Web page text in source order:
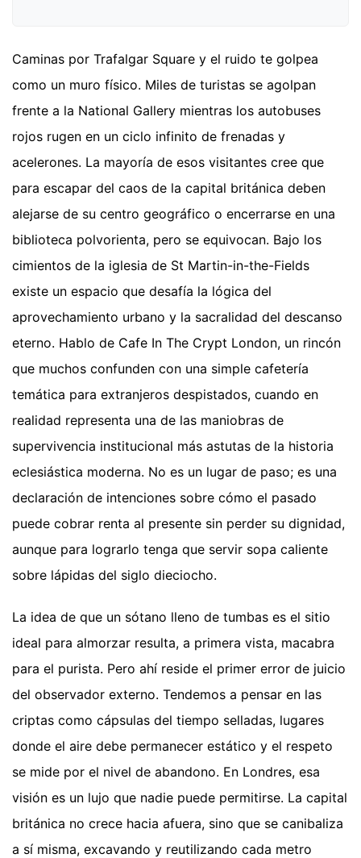
Caminas por Trafalgar Square y el ruido te golpea
como un muro físico. Miles de turistas se agolpan
frente a la National Gallery mientras los autobuses
rojos rugen en un ciclo infinito de frenadas y
acelerones. La mayoría de esos visitantes cree que
para escapar del caos de la capital británica deben
alejarse de su centro geográfico o encerrarse en una
biblioteca polvorienta, pero se equivocan. Bajo los
cimientos de la iglesia de St Martin-in-the-Fields
existe un espacio que desafía la lógica del
aprovechamiento urbano y la sacralidad del descanso
eterno. Hablo de Cafe In The Crypt London, un rincón
que muchos confunden con una simple cafetería
temática para extranjeros despistados, cuando en
realidad representa una de las maniobras de
supervivencia institucional más astutas de la historia
eclesiástica moderna. No es un lugar de paso; es una
declaración de intenciones sobre cómo el pasado
puede cobrar renta al presente sin perder su dignidad,
aunque para lograrlo tenga que servir sopa caliente
sobre lápidas del siglo dieciocho.
La idea de que un sótano lleno de tumbas es el sitio
ideal para almorzar resulta, a primera vista, macabra
para el purista. Pero ahí reside el primer error de juicio
del observador externo. Tendemos a pensar en las
criptas como cápsulas del tiempo selladas, lugares
donde el aire debe permanecer estático y el respeto
se mide por el nivel de abandono. En Londres, esa
visión es un lujo que nadie puede permitirse. La capital
británica no crece hacia afuera, sino que se canibaliza
a sí misma, excavando y reutilizando cada metro